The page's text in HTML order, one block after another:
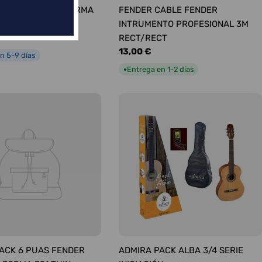
SURTIDAS FORMA
5-9 días
FENDER CABLE FENDER
INTRUMENTO PROFESIONAL 3M
RECT/RECT
Precio
13,00 €
●Entrega en 1-2 días
6 PUAS FENDER
ADMIRA PACK ALBA 3/4 SERIE